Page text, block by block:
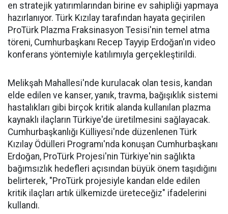
en stratejik yatırımlarından birine ev sahipliği yapmaya
hazırlanıyor. Türk Kızılay tarafından hayata geçirilen
ProTürk Plazma Fraksinasyon Tesisi'nin temel atma
töreni, Cumhurbaşkanı Recep Tayyip Erdoğan'ın video
konferans yöntemiyle katılımıyla gerçekleştirildi.
Melikşah Mahallesi'nde kurulacak olan tesis, kandan
elde edilen ve kanser, yanık, travma, bağışıklık sistemi
hastalıkları gibi birçok kritik alanda kullanılan plazma
kaynaklı ilaçların Türkiye'de üretilmesini sağlayacak.
Cumhurbaşkanlığı Külliyesi'nde düzenlenen Türk
Kızılay Ödülleri Programı'nda konuşan Cumhurbaşkanı
Erdoğan, ProTürk Projesi'nin Türkiye'nin sağlıkta
bağımsızlık hedefleri açısından büyük önem taşıdığını
belirterek, "ProTürk projesiyle kandan elde edilen
kritik ilaçları artık ülkemizde üreteceğiz" ifadelerini
kullandı.